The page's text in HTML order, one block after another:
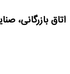
اتاق بازرگانی،